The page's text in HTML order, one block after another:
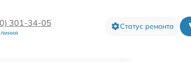
301-34-05 Статус ремонта